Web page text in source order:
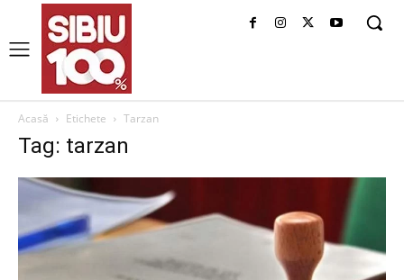
Acasă Etichete Tarzan
Tag: tarzan